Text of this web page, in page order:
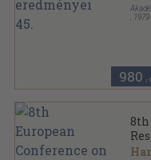
1979
980
8th